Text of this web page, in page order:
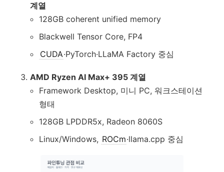
계열
128GB coherent unified memory
Blackwell Tensor Core, FP4
CUDA·PyTorch·LLaMA Factory 중심
AMD Ryzen AI Max+ 395 계열
Framework Desktop, 미니 PC, 워크스테이션
형태
128GB LPDDR5x, Radeon 8060S
Linux/Windows, ROCm·llama.cpp 중심